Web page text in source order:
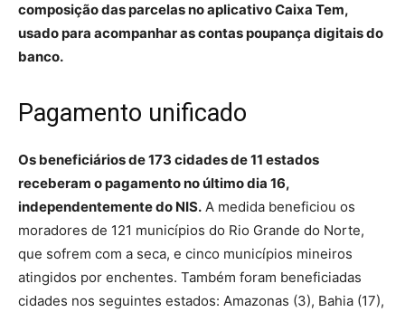
composição das parcelas no aplicativo Caixa Tem,
usado para acompanhar as contas poupança digitais do
banco.
Pagamento unificado
Os beneficiários de 173 cidades de 11 estados
receberam o pagamento no último dia 16,
independentemente do NIS. A medida beneficiou os
moradores de 121 municípios do Rio Grande do Norte,
que sofrem com a seca, e cinco municípios mineiros
atingidos por enchentes. Também foram beneficiadas
cidades nos seguintes estados: Amazonas (3), Bahia (17),